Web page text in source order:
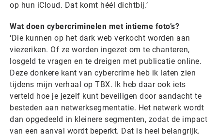
op hun iCloud. Dat komt héél dichtbij.’
Wat doen cybercriminelen met intieme foto’s?
‘Die kunnen op het dark web verkocht worden aan
viezeriken. Of ze worden ingezet om te chanteren,
losgeld te vragen en te dreigen met publicatie online.
Deze donkere kant van cybercrime heb ik laten zien
tijdens mijn verhaal op TBX. Ik heb daar ook iets
verteld hoe je jezelf kunt beveiligen door aandacht te
besteden aan netwerksegmentatie. Het netwerk wordt
dan opgedeeld in kleinere segmenten, zodat de impact
van een aanval wordt beperkt. Dat is heel belangrijk.